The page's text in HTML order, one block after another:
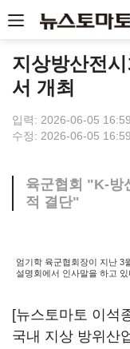
지상방산전
서 개최
입력: 2026-06-05
수정: 2026-06-05
육군협회 "K-방
적 결단"
엄기학 육군협회장이 지난 3
설명회에서 인사말을 하고
[뉴스토마토 이석
국내 지상 방위산